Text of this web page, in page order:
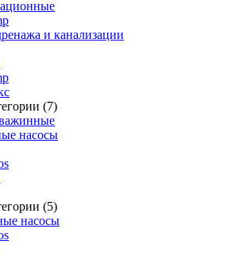
и канализации
(7)
насосы
(5)
насосы